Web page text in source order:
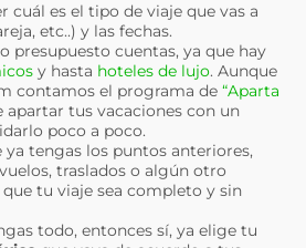
cuál es el tipo de viaje que vas a
etc..) y las fechas.
presupuesto cuentas, ya que hay
y hasta hoteles de lujo. Aunque
contamos el programa de “Aparta
tus vacaciones con un
poco a poco.
ya tengas los puntos anteriores,
traslados o algún otro
tu viaje sea completo y sin
todo, entonces sí, ya elige tu